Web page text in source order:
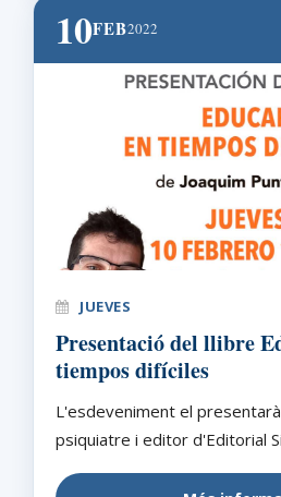
10FEB2022
JUEVES
Presentació del llibre
tiempos difíciles
L'esdeveniment el presentarà
psiquiatre i editor d'Editorial